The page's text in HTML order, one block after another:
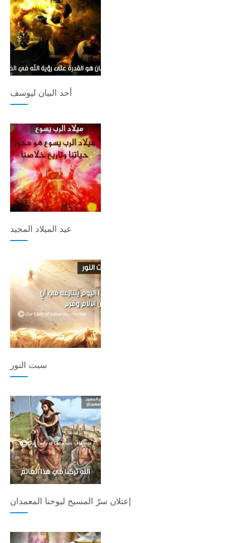
أحد البيان ليوسف
عيد الميلاد المجيد
سبت النور
إعتلان سرّ المسيح ليوحنا المعمدان